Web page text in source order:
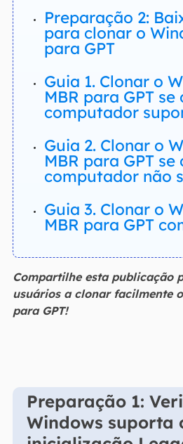
Preparação 2:
para clonar o
para GPT
Guia 1. Clonar o
MBR para GPT se
computador
Guia 2. Clonar o
MBR para GPT se
computador não
Guia 3. Clonar o
MBR para GPT
Compartilhe esta publicação
usuários a clonar facilmente
para GPT!
Preparação 1:
Windows suporta